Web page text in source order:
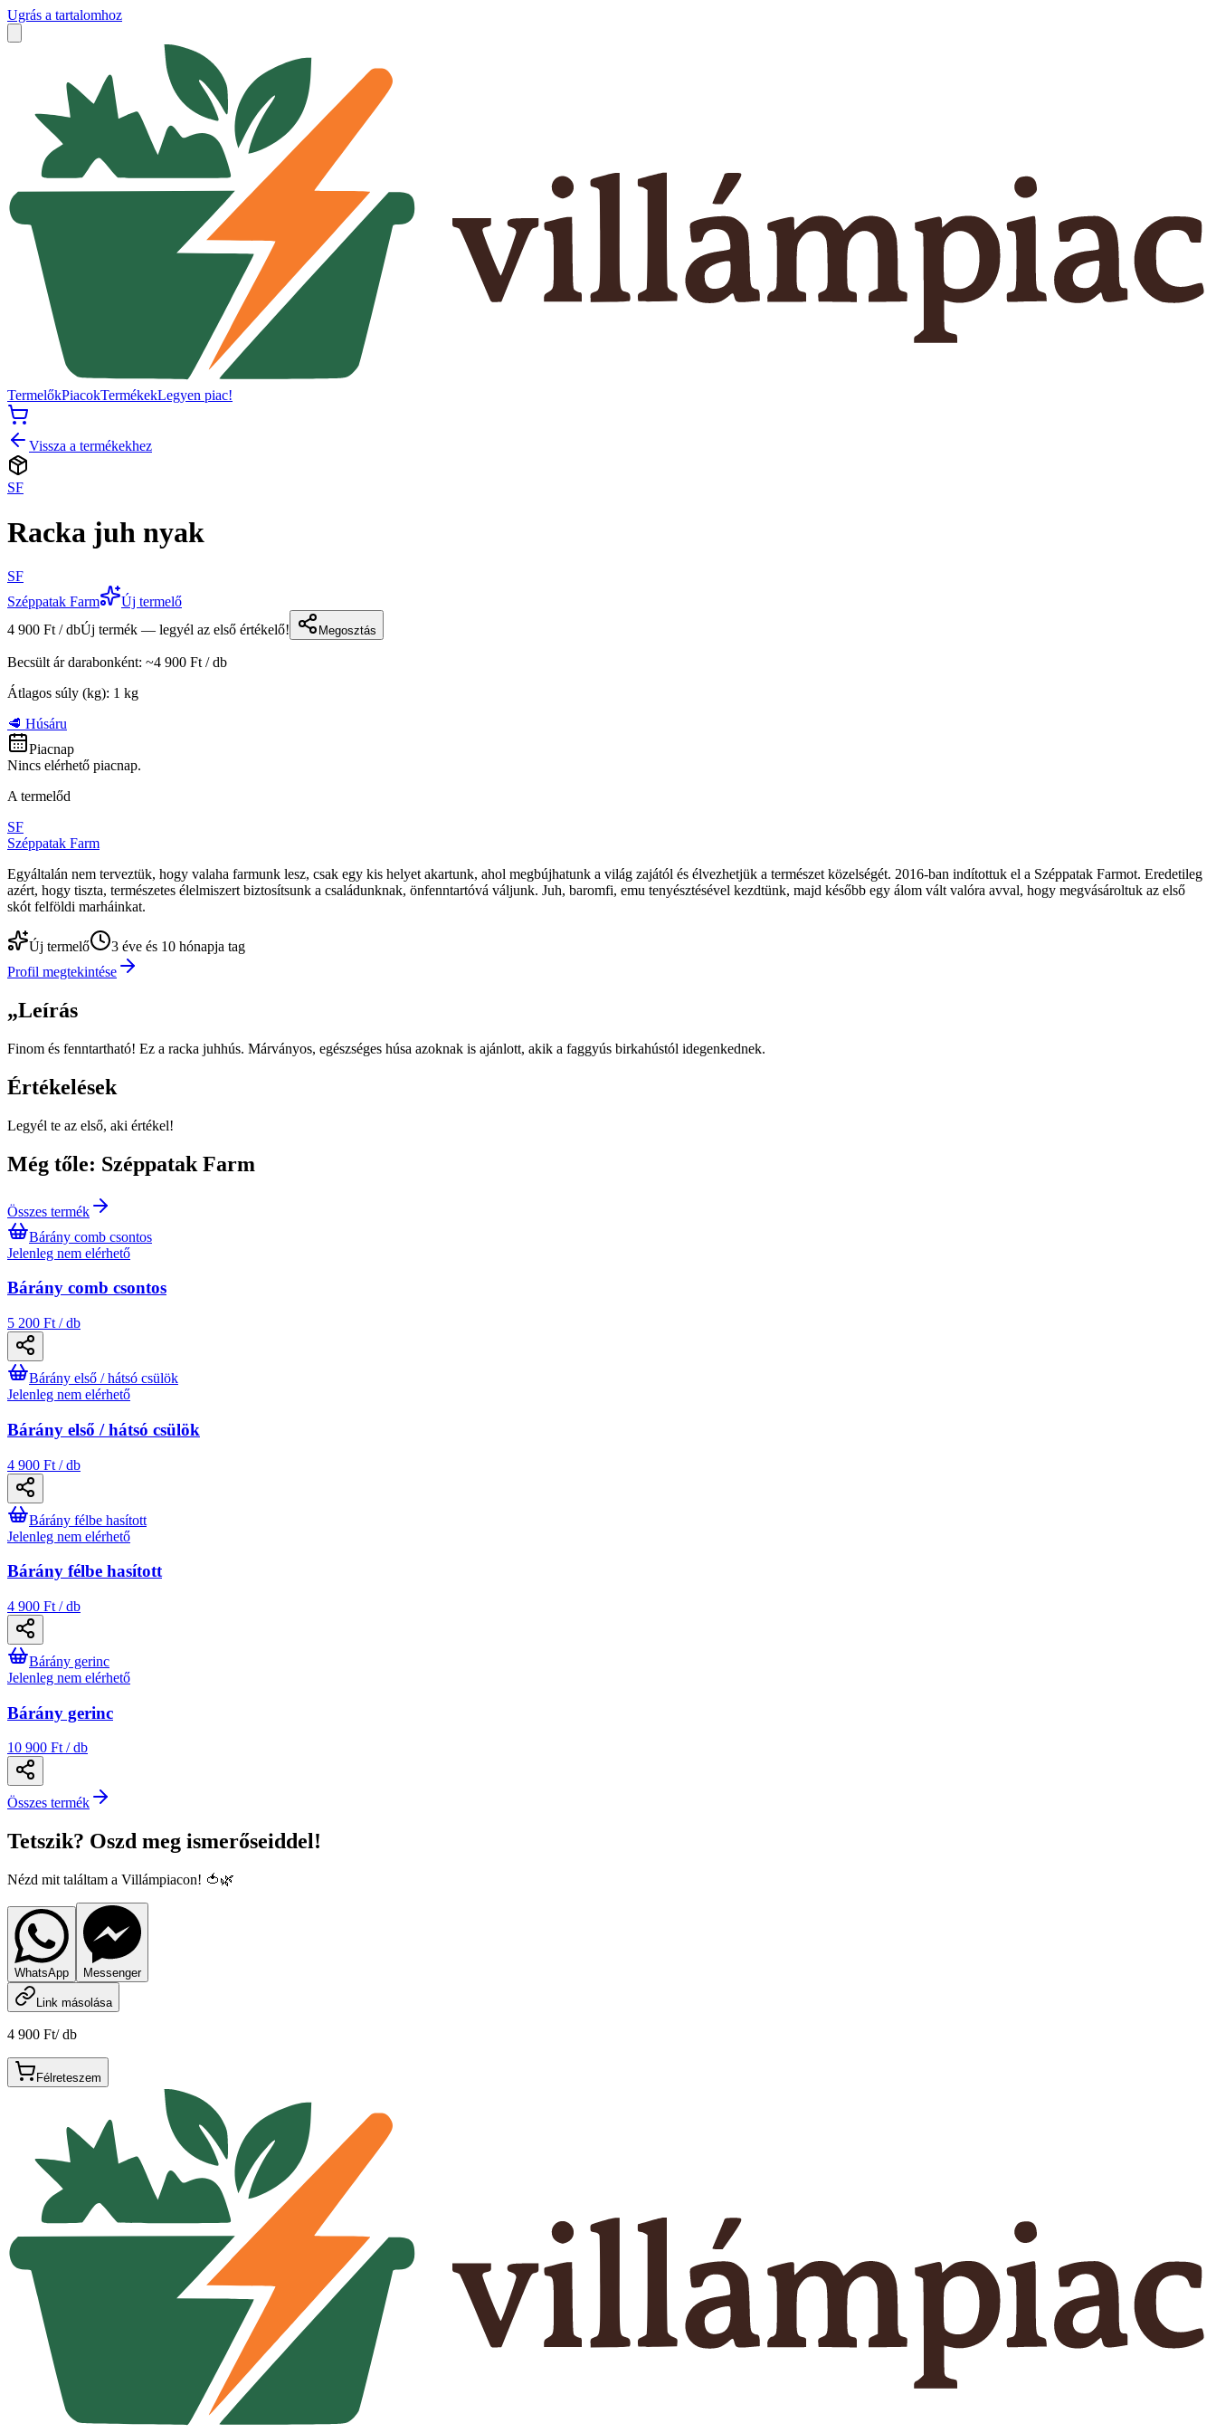
Ugrás a tartalomhoz
TermelőkPiacokTermékekLegyen piac!
Vissza a termékekhez
SF
Racka juh nyak
SF
Széppatak Farm
Új termelő
4 900 Ft / dbÚj termék — legyél az első értékelő! Megosztás
Becsült ár darabonként: ~4 900 Ft /db
Átlagos súly (kg): 1 kg
🥩 Húsáru
Piacnap
Nincs elérhető piacnap.
A termelőd
SF
Széppatak Farm
Egyáltalán nem terveztük, hogy valaha farmunk lesz, csak egy kis helyet akartunk, ahol megbújhatunk a világ zajától és élvezhetjük a természet közelségét. 2016-ban indítottuk el a Széppatak Farmot. Eredetileg
azért, hogy tiszta, természetes élelmiszert biztosítsunk a családunknak, önfenntartóvá váljunk. Juh, baromfi, emu tenyésztésével kezdtünk, majd később egy álom vált valóra avval, hogy megvásároltuk az első
skót felföldi marháinkat.
Új termelő
3 éve és 10 hónapja tag
Profil megtekintése
„Leírás
Finom és fenntartható! Ez a racka juhhús. Márványos, egészséges húsa azoknak is ajánlott, akik a faggyús birkahústól idegenkednek.
Értékelések
Legyél te az első, aki értékel!
Még tőle: Széppatak Farm
Összes termék
Bárány comb csontos
Jelenleg nem elérhető
Bárány comb csontos
5 200 Ft / db
Bárány első / hátsó csülök
Jelenleg nem elérhető
Bárány első / hátsó csülök
4 900 Ft / db
Bárány félbe hasított
Jelenleg nem elérhető
Bárány félbe hasított
4 900 Ft / db
Bárány gerinc
Jelenleg nem elérhető
Bárány gerinc
10 900 Ft / db
Összes termék
Tetszik? Oszd meg ismerőseiddel!
Nézd mit találtam a Villámpiacon! 🍅🌿
WhatsApp Messenger
Link másolása
4 900 Ft/db
Félreteszem